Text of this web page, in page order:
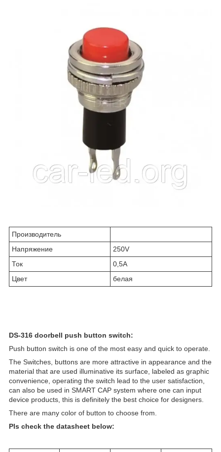
Производитель
Напряжение
250V
Ток
0,5А
Цвет
белая
DS-316 doorbell push button switch:
Push button switch is one of the most easy and quick to operate.
The Switches, buttons are more attractive in appearance and the
material that are used illuminative its surface, labeled as graphic
convenience, operating the switch lead to the user satisfaction,
can also be used in SMART CAP system where one can input
device products, this is definitely the best choice for designers.
There are many color of button to choose from.
Pls check the datasheet below: